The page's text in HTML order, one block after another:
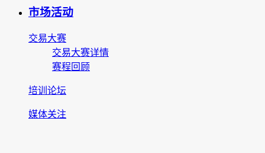
市场活动
交易大赛
交易大赛详情
赛程回顾
培训论坛
媒体关注